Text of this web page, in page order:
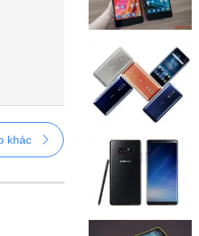
QQVGA (120 x 160 Pixels)
cho những người lớn tuổi
khác